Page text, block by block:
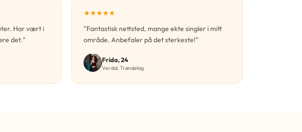
Har vært i
det."
★★★★★
"Fantastisk nettsted, mange ekte singler i mitt
område. Anbefaler på det sterkeste!"
Frida, 24
Verdal, Trøndelag